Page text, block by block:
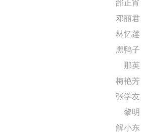
邰正宵
邓丽君
林忆莲
黑鸭子
那英
梅艳芳
张学友
黎明
解小东